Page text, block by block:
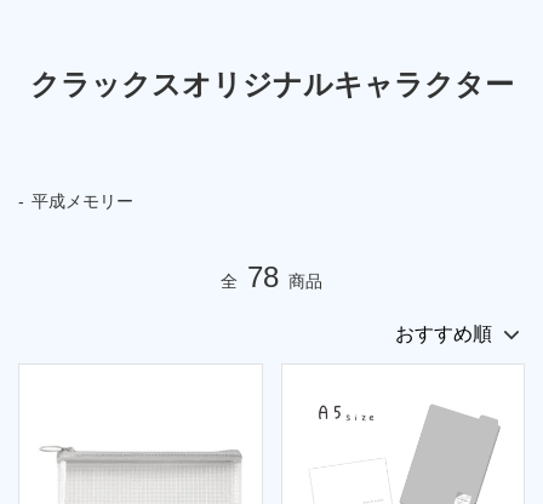
クラックスオリジナルキャラクター
平成メモリー
全 78 商品